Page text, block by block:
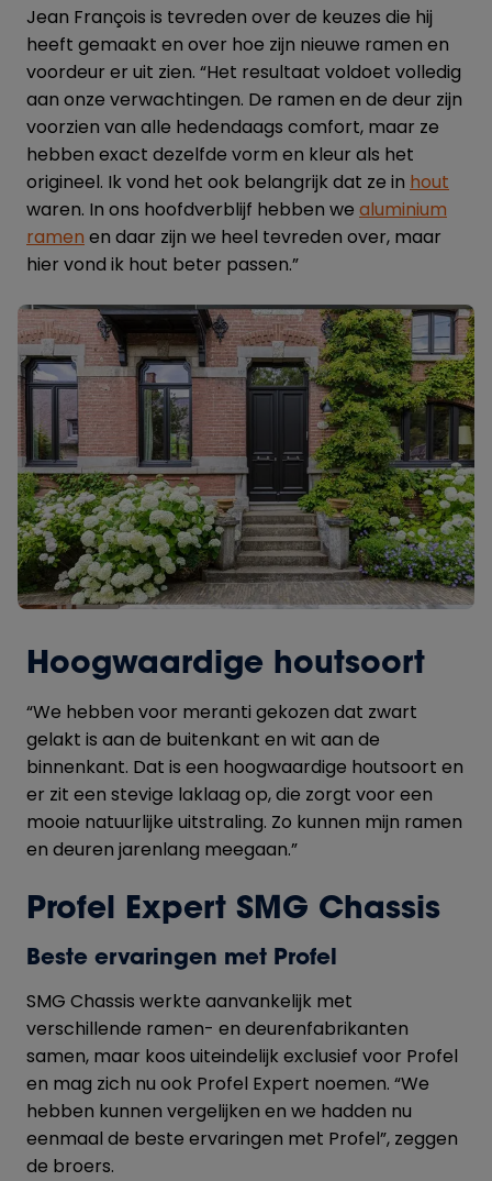
Jean François is tevreden over de keuzes die hij
heeft gemaakt en over hoe zijn nieuwe ramen en
voordeur er uit zien. “Het resultaat voldoet volledig
aan onze verwachtingen. De ramen en de deur zijn
voorzien van alle hedendaags comfort, maar ze
hebben exact dezelfde vorm en kleur als het
origineel. Ik vond het ook belangrijk dat ze in hout
waren. In ons hoofdverblijf hebben we aluminium
ramen en daar zijn we heel tevreden over, maar
hier vond ik hout beter passen.”
Hoogwaardige houtsoort
“We hebben voor meranti gekozen dat zwart
gelakt is aan de buitenkant en wit aan de
binnenkant. Dat is een hoogwaardige houtsoort en
er zit een stevige laklaag op, die zorgt voor een
mooie natuurlijke uitstraling. Zo kunnen mijn ramen
en deuren jarenlang meegaan.”
Profel Expert SMG Chassis
Beste ervaringen met Profel
SMG Chassis werkte aanvankelijk met
verschillende ramen- en deurenfabrikanten
samen, maar koos uiteindelijk exclusief voor Profel
en mag zich nu ook Profel Expert noemen. “We
hebben kunnen vergelijken en we hadden nu
eenmaal de beste ervaringen met Profel”, zeggen
de broers.